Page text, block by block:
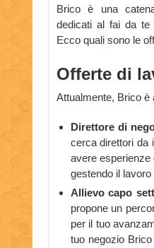
Brico è una
dedicati al fai da te
Ecco quali sono le
Offerte di
Attualmente, Brico è
Direttore di
cerca direttori da
avere esperienze
gestendo il
Allievo capo
propone un
per il tuo
tuo negozio